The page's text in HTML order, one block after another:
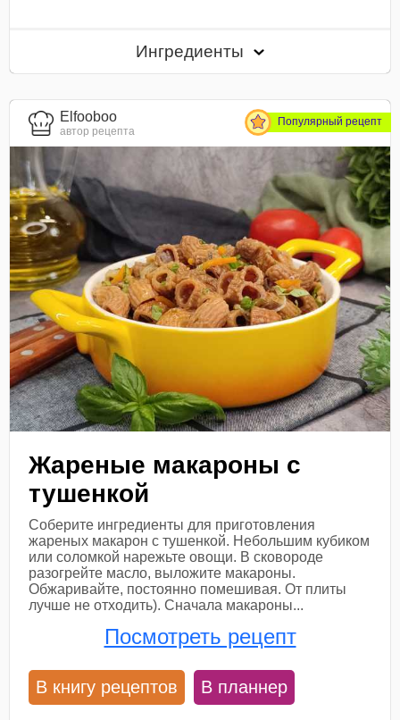
Ингредиенты
Elfooboo
автор рецепта
Популярный рецепт
Жареные макароны с
тушенкой
Соберите ингредиенты для приготовления
жареных макарон с тушенкой. Небольшим кубиком
или соломкой нарежьте овощи. В сковороде
разогрейте масло, выложите макароны.
Обжаривайте, постоянно помешивая. От плиты
лучше не отходить). Сначала макароны...
Посмотреть рецепт
В книгу рецептов В планнер